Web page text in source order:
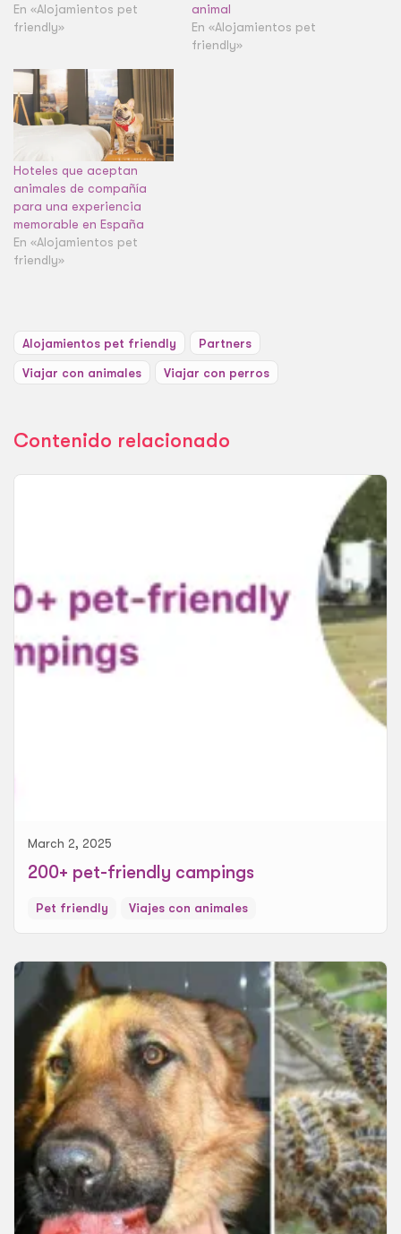
En «Alojamientos pet
friendly»
animal
En «Alojamientos pet
friendly»
Hoteles que aceptan
animales de compañía
para una experiencia
memorable en España
En «Alojamientos pet
friendly»
Alojamientos pet friendly Partners
Viajar con animales Viajar con perros
Contenido relacionado
March 2, 2025
200+ pet-friendly campings
Pet friendly Viajes con animales